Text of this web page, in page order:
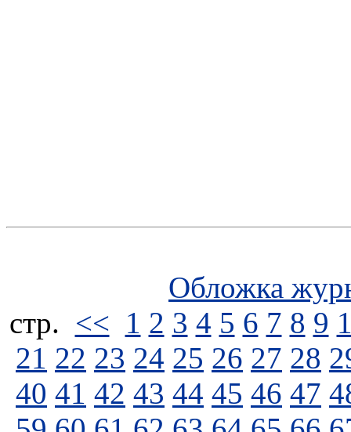
Обложка
стp. << 1 2 3 4 5 6 7 8 9
21 22 23 24 25 26 27 28
40 41 42 43 44 45 46 47